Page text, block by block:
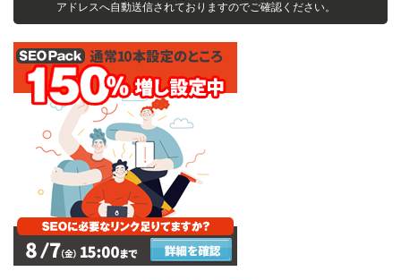
アドレスへ自動送信されておりますのでご確認ください。